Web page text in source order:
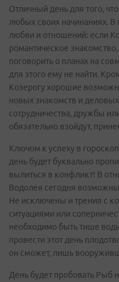
Отличный день для того,
любых своих начинаниях. В
любви и отношений: если
романтическое
поговорить о планах на
для этого ему не найти.
Козерогу хорошие
новых знакомств и
сотрудничества, дружбы
обязательно взойдут,
Ключом к успеху в
день будет буквально
вылиться в конфликт! В
Водолея сегодня
Не исключены и трения с
ситуациями или
необходимо быть тише
провести этот день
он сможет, лишь
День будет пробовать Рыб